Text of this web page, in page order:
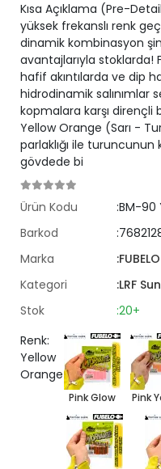
Kısa Açıklama (Pre-
yüksek frekanslı renk
dinamik kombinasyon
avantajlarıyla stoklarda!
hafif akıntılarda ve dip
hidrodinamik salınımlar
kopmalara karşı dirençli
Yellow Orange (Sarı -
parlaklığı ile
gövdede bi
Ürün Kodu
:BM-90
Barkod
Marka
:FUBELO
Kategori
:LRF
Stok
:20+
Renk:
Yellow
Orange
Pink Glow Pink